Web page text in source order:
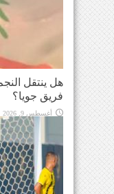
هل ينتقل
فريق جويا؟
أغسطس 9, 2026